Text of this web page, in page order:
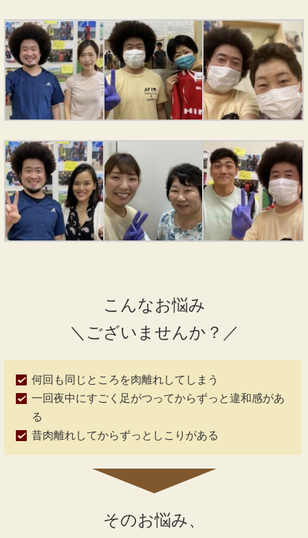
こんなお悩み
＼ございませんか？／
何回も同じところを肉離れしてしまう
一回夜中にすごく足がつってからずっと違和感があ
る
昔肉離れしてからずっとしこりがある
そのお悩み、